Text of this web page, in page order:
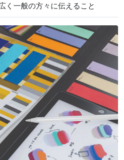
く一般の方々に伝えること